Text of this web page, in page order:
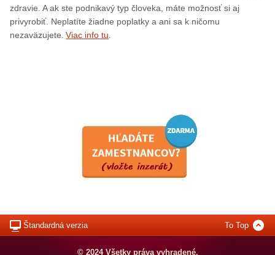
zdravie. A ak ste podnikavý typ človeka, máte možnosť si aj
privyrobiť. Neplatíte žiadne poplatky a ani sa k ničomu
nezaväzujete. Viac info tu.
Štandardná verzia To Top
© 2024 Všetky práva vyhradené.